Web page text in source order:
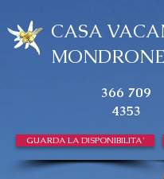
GUARDA LA DISPONIBILITA'
​CASA
MONDRONE
366 709
4353